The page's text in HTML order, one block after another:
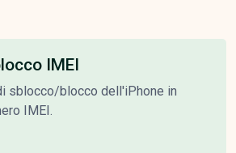
IMEI
sblocco/blocco dell'iPhone in
IMEI.